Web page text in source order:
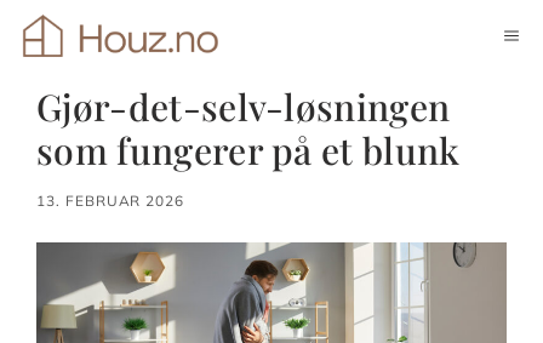
Hopp
Gjør-det-selv-løsningen
som fungerer på et blunk
13. FEBRUAR 2026